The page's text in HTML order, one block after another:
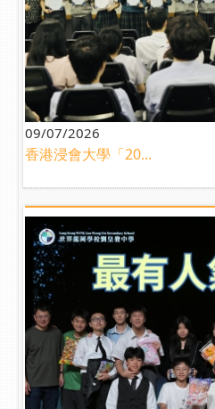
09/07/2026
香港浸會大學「20...